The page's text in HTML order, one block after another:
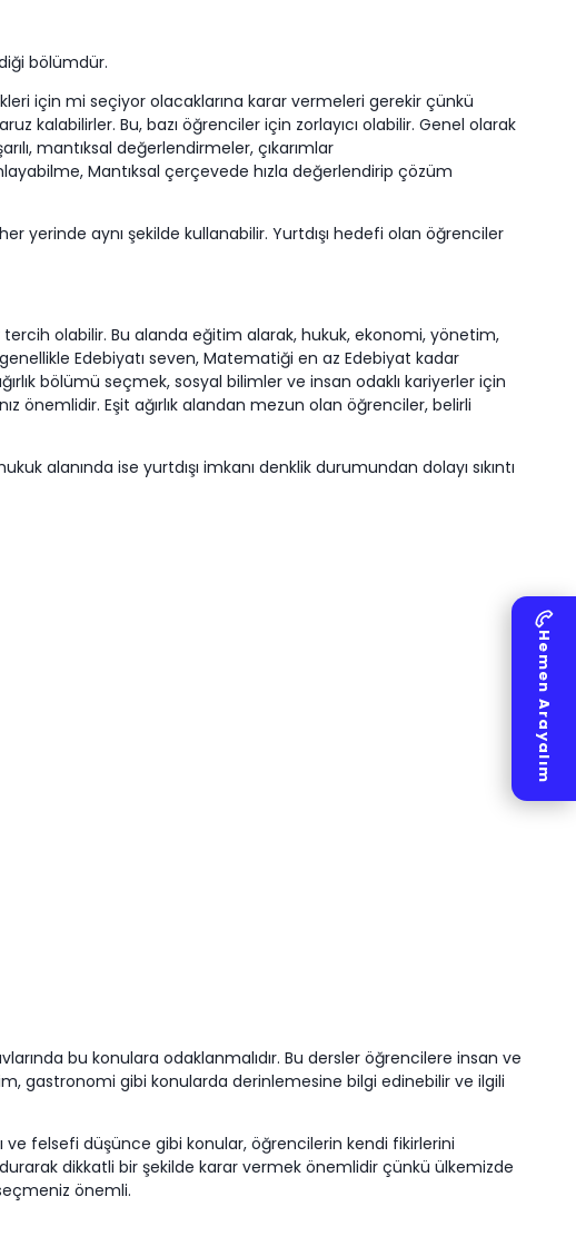
bölümdür.
için mi seçiyor olacaklarına karar vermeleri gerekir çünkü
kalabilirler. Bu, bazı öğrenciler için zorlayıcı olabilir. Genel olarak
mantıksal değerlendirmeler, çıkarımlar
Mantıksal çerçevede hızla değerlendirip çözüm
yerinde aynı şekilde kullanabilir. Yurtdışı hedefi olan öğrenciler
olabilir. Bu alanda eğitim alarak, hukuk, ekonomi, yönetim,
Edebiyatı seven, Matematiği en az Edebiyat kadar
bölümü seçmek, sosyal bilimler ve insan odaklı kariyerler için
önemlidir. Eşit ağırlık alandan mezun olan öğrenciler, belirli
alanında ise yurtdışı imkanı denklik durumundan dolayı sıkıntı
bu konulara odaklanmalıdır. Bu dersler öğrencilere insan ve
gastronomi gibi konularda derinlemesine bilgi edinebilir ve ilgili
ve felsefi düşünce gibi konular, öğrencilerin kendi fikirlerini
dikkatli bir şekilde karar vermek önemlidir çünkü ülkemizde
önemli.
Hemen Arayalım